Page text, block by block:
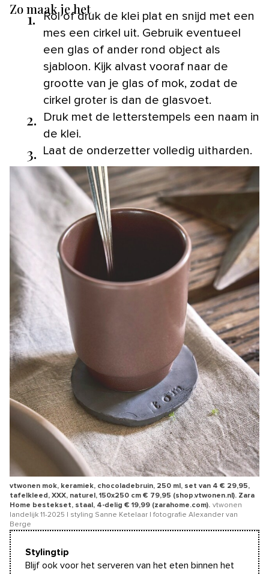
Zo maak je het
1.
Rol of druk de klei plat en snijd met een
mes een cirkel uit. Gebruik eventueel
een glas of ander rond object als
sjabloon. Kijk alvast vooraf naar de
grootte van je glas of mok, zodat de
cirkel groter is dan de glasvoet.
2.
Druk met de letterstempels een naam in
de klei.
3. Laat de onderzetter volledig uitharden.
vtwonen mok, keramiek, chocoladebruin, 250 ml, set van 4 € 29,95,
tafelkleed, XXX, naturel, 150x250 cm € 79,95 (shop.vtwonen.nl). Zara
Home bestekset, staal, 4-delig € 19,99 (zarahome.com). vtwonen
landelijk 11-2025 | styling Sanne Ketelaar | fotografie Alexander van
Berge
Stylingtip
Blijf ook voor het serveren van het eten binnen het